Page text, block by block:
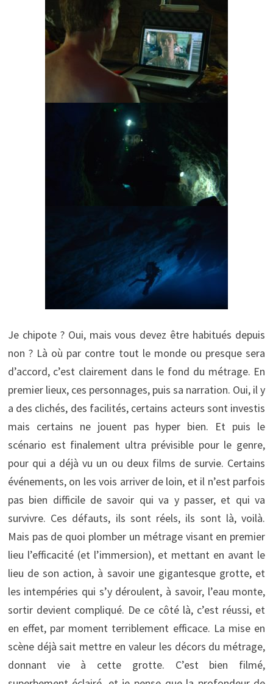
Je chipote ? Oui, mais vous devez être habitués depuis
non ? Là où par contre tout le monde ou presque sera
d’accord, c’est clairement dans le fond du métrage. En
premier lieux, ces personnages, puis sa narration. Oui, il y
a des clichés, des facilités, certains acteurs sont investis
mais certains ne jouent pas hyper bien. Et puis le
scénario est finalement ultra prévisible pour le genre,
pour qui a déjà vu un ou deux films de survie. Certains
événements, on les vois arriver de loin, et il n’est parfois
pas bien difficile de savoir qui va y passer, et qui va
survivre. Ces défauts, ils sont réels, ils sont là, voilà.
Mais pas de quoi plomber un métrage visant en premier
lieu l’efficacité (et l’immersion), et mettant en avant le
lieu de son action, à savoir une gigantesque grotte, et
les intempéries qui s’y déroulent, à savoir, l’eau monte,
sortir devient compliqué. De ce côté là, c’est réussi, et
en effet, par moment terriblement efficace. La mise en
scène déjà sait mettre en valeur les décors du métrage,
donnant vie à cette grotte. C’est bien filmé,